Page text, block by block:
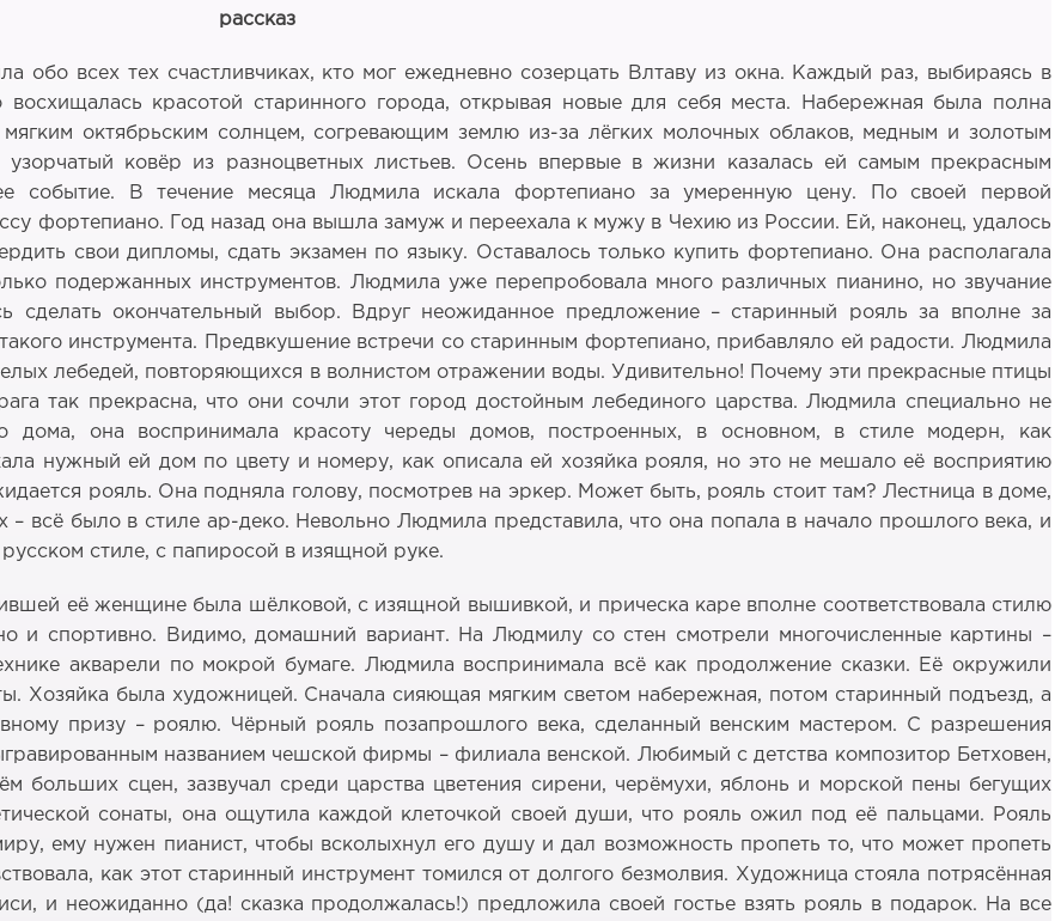
рассказ
обо всех тех счастливчиках, кто мог ежедневно созерцать Влтаву из окна. Каждый раз, выбираясь в
восхищалась красотой старинного города, открывая новые для себя места. Набережная была полна
октябрьским солнцем, согревающим землю из-за лёгких молочных облаков, медным и золотым
ковёр из разноцветных листьев. Осень впервые в жизни казалась ей самым прекрасным
событие. В течение месяца Людмила искала фортепиано за умеренную цену. По своей первой
фортепиано. Год назад она вышла замуж и переехала к мужу в Чехию из России. Ей, наконец, удалось
свои дипломы, сдать экзамен по языку. Оставалось только купить фортепиано. Она располагала
подержанных инструментов. Людмила уже перепробовала много различных пианино, но звучание
сделать окончательный выбор. Вдруг неожиданное предложение – старинный рояль за вполне за
инструмента. Предвкушение встречи со старинным фортепиано, прибавляло ей радости. Людмила
лебедей, повторяющихся в волнистом отражении воды. Удивительно! Почему эти прекрасные птицы
так прекрасна, что они сочли этот город достойным лебединого царства. Людмила специально не
дома, она воспринимала красоту череды домов, построенных, в основном, в стиле модерн, как
нужный ей дом по цвету и номеру, как описала ей хозяйка рояля, но это не мешало её восприятию
рояль. Она подняла голову, посмотрев на эркер. Может быть, рояль стоит там? Лестница в доме,
всё было в стиле ар-деко. Невольно Людмила представила, что она попала в начало прошлого века, и
стиле, с папиросой в изящной руке.
её женщине была шёлковой, с изящной вышивкой, и прическа каре вполне соответствовала стилю
и спортивно. Видимо, домашний вариант. На Людмилу со стен смотрели многочисленные картины –
акварели по мокрой бумаге. Людмила воспринимала всё как продолжение сказки. Её окружили
Хозяйка была художницей. Сначала сияющая мягким светом набережная, потом старинный подъезд, а
призу – роялю. Чёрный рояль позапрошлого века, сделанный венским мастером. С разрешения
названием чешской фирмы – филиала венской. Любимый с детства композитор Бетховен,
сцен, зазвучал среди царства цветения сирени, черёмухи, яблонь и морской пены бегущих
сонаты, она ощутила каждой клеточкой своей души, что рояль ожил под её пальцами. Рояль
ему нужен пианист, чтобы всколыхнул его душу и дал возможность пропеть то, что может пропеть
как этот старинный инструмент томился от долгого безмолвия. Художница стояла потрясённая
и неожиданно (да! сказка продолжалась!) предложила своей гостье взять рояль в подарок. На все